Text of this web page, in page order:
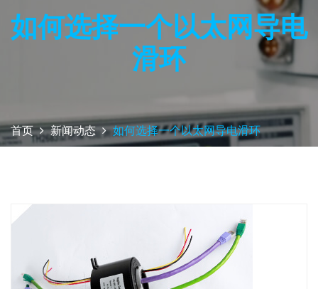
如何选择一个以太网导电
滑环
首页 新闻动态 如何选择一个以太网导电滑环